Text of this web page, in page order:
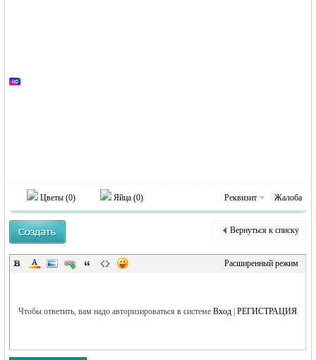
RU
Цветы (0) Яйца (0) Реквизит Жалоба
Вернуться к списку
Расширенный режим
Чтобы ответить, вам надо авторизироваться в системеВход |РЕГИСТРАЦИЯ